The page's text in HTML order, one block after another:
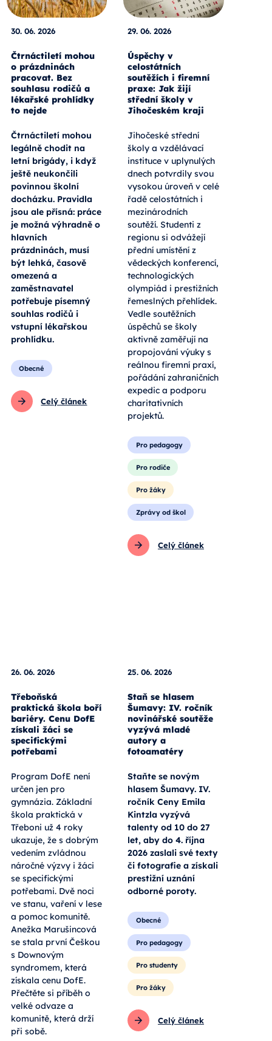
30. 06. 2026
Čtrnáctiletí mohou
o prázdninách
pracovat. Bez
souhlasu rodičů a
lékařské prohlídky
to nejde
Čtrnáctiletí mohou
legálně chodit na
letní brigády, i když
ještě neukončili
povinnou školní
docházku. Pravidla
jsou ale přísná: práce
je možná výhradně o
hlavních
prázdninách, musí
být lehká, časově
omezená a
zaměstnavatel
potřebuje písemný
souhlas rodičů i
vstupní lékařskou
prohlídku.
Obecné
Celý článek
29. 06. 2026
Úspěchy v
celostátních
soutěžích i firemní
praxe: Jak žijí
střední školy v
Jihočeském kraji
Jihočeské střední
školy a vzdělávací
instituce v uplynulých
dnech potvrdily svou
vysokou úroveň v celé
řadě celostátních i
mezinárodních
soutěží. Studenti z
regionu si odvážejí
přední umístění z
vědeckých konferencí,
technologických
olympiád i prestižních
řemeslných přehlídek.
Vedle soutěžních
úspěchů se školy
aktivně zaměřují na
propojování výuky s
reálnou firemní praxí,
pořádání zahraničních
expedic a podporu
charitativních
projektů.
Pro pedagogy
Pro rodiče
Pro žáky
Zprávy od škol
Celý článek
26. 06. 2026
Třeboňská
praktická škola boří
bariéry. Cenu DofE
získali žáci se
specifickými
potřebami
Program DofE není
určen jen pro
gymnázia. Základní
škola praktická v
Třeboni už 4 roky
ukazuje, že s dobrým
vedením zvládnou
náročné výzvy i žáci
se specifickými
potřebami. Dvě noci
ve stanu, vaření v lese
a pomoc komunitě.
Anežka Marušincová
se stala první Češkou
s Downovým
syndromem, která
získala cenu DofE.
Přečtěte si příběh o
velké odvaze a
komunitě, která drží
při sobě.
25. 06. 2026
Staň se hlasem
Šumavy: IV. ročník
novinářské soutěže
vyzývá mladé
autory a
fotoamatéry
Staňte se novým
hlasem Šumavy. IV.
ročník Ceny Emila
Kintzla vyzývá
talenty od 10 do 27
let, aby do 4. října
2026 zaslali své texty
či fotografie a získali
prestižní uznání
odborné poroty.
Obecné
Pro pedagogy
Pro studenty
Pro žáky
Celý článek